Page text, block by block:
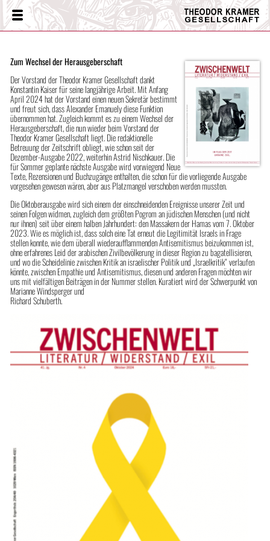
Theodor
Kramer
Menü
Zum Wechsel der Herausgeberschaft
Der Vorstand der Theodor Kramer Gesellschaft dankt
Konstantin Kaiser für seine langjährige Arbeit. Mit Anfang
April 2024 hat der Vorstand einen neuen Sekretär bestimmt
und freut sich, dass Alexander Emanuely diese Funktion
übernommen hat. Zugleich kommt es zu einem Wechsel der
Herausgeberschaft, die nun wieder beim Vorstand der
Theodor Kramer Gesellschaft liegt. Die redaktionelle
Betreuung der Zeitschrift obliegt, wie schon seit der
Dezember-Ausgabe 2022, weiterhin Astrid Nischkauer. Die
für Sommer geplante nächste Ausgabe wird vorwiegend Neue
Texte, Rezensionen und Buchzugänge enthalten, die schon für die vorliegende Ausgabe
vorgesehen gewesen wären, aber aus Platzmangel verschoben werden mussten.
Die Oktoberausgabe wird sich einem der einschneidenden Ereignisse unserer Zeit und
seinen Folgen widmen, zugleich dem größten Pogrom an jüdischen Menschen (und nicht
nur ihnen) seit über einem halben Jahrhundert: den Massakern der Hamas vom 7. Oktober
2023. Wie es möglich ist, dass solch eine Tat erneut die Legitimität Israels in Frage
stellen konnte, wie dem überall wiederaufflammenden Antisemitismus beizukommen ist,
ohne erfahrenes Leid der arabischen Zivilbevölkerung in dieser Region zu bagatellisieren,
und wo die Scheidelinie zwischen Kritik an israelischer Politik und „Israelkritik“ verlaufen
könnte, zwischen Empathie und Antisemitismus, diesen und anderen Fragen möchten wir
uns mit vielfältigen Beiträgen in der Nummer stellen. Kuratiert wird der Schwerpunkt von
Marianne Windsperger und
Richard Schuberth.